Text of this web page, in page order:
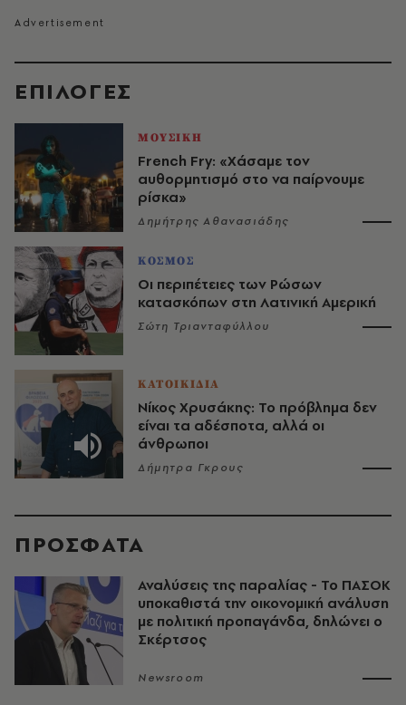
EΠΙΛΟΓΈΣ
ΜΟΥΣΙΚΗ
French Fry: «Χάσαμε τον
αυθορμητισμό στο να παίρνουμε
ρίσκα»
Δημήτρης Αθανασιάδης
ΚΟΣΜΟΣ
Οι περιπέτειες των Ρώσων
κατασκόπων στη Λατινική Αμερική
Σώτη Τριανταφύλλου
ΚΑΤΟΙΚΙΔΙΑ
Νίκος Χρυσάκης: Το πρόβλημα δεν
είναι τα αδέσποτα, αλλά οι
άνθρωποι
Δήμητρα Γκρους
ΠΡΟΣΦΑΤΑ
Αναλύσεις της παραλίας - Το ΠΑΣΟΚ
υποκαθιστά την οικονομική ανάλυση
με πολιτική προπαγάνδα, δηλώνει ο
Σκέρτσος
Newsroom